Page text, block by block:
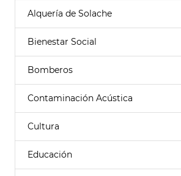
Alquería de Solache
Bienestar Social
Bomberos
Contaminación Acústica
Cultura
Educación